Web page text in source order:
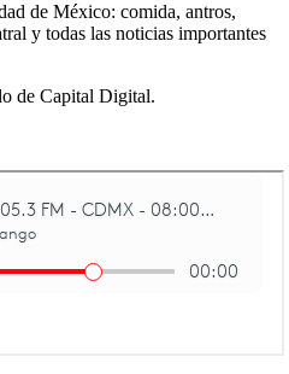
de México: comida, antros,
y todas las noticias importantes
de Capital Digital.